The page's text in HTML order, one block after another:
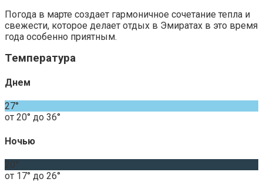
Погода в марте создает гармоничное сочетание тепла и
свежести, которое делает отдых в Эмиратах в это время
года особенно приятным.
Температура
Днем
27°
от 20° до 36°
Ночью
20°
от 17° до 26°